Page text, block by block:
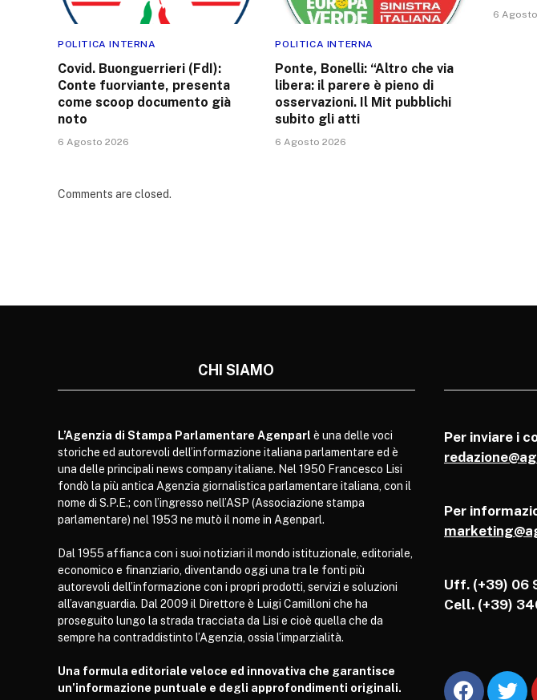
POLITICA INTERNA
Covid. Buonguerrieri (FdI):
Conte fuorviante, presenta
come scoop documento già
noto
6 Agosto 2026
POLITICA INTERNA
Ponte, Bonelli: “Altro che via
libera: il parere è pieno di
osservazioni. Il Mit pubblichi
subito gli atti
6 Agosto 2026
6
Comments are closed.
CHI SIAMO
L’Agenzia di Stampa Parlamentare Agenparl è una delle voci
storiche ed autorevoli dell’informazione italiana parlamentare ed è
una delle principali news company italiane. Nel 1950 Francesco Lisi
fondò la più antica Agenzia giornalistica parlamentare italiana, con il
nome di S.P.E.; con l’ingresso nell’ASP (Associazione stampa
parlamentare) nel 1953 ne mutò il nome in Agenparl.
Dal 1955 affianca con i suoi notiziari il mondo istituzionale, editoriale,
economico e finanziario, diventando oggi una tra le fonti più
autorevoli dell’informazione con i propri prodotti, servizi e soluzioni
all’avanguardia. Dal 2009 il Direttore è Luigi Camilloni che ha
proseguito lungo la strada tracciata da Lisi e cioè quella che da
sempre ha contraddistinto l’Agenzia, ossia l’imparzialità.
Una formula editoriale veloce ed innovativa che garantisce
un’informazione puntuale e degli approfondimenti originali.
Per inviare i
Per
Uff. (+39) 06
Cell. (+39)